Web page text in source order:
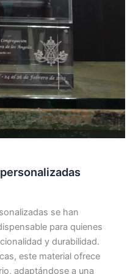
se han
para quienes
y durabilidad.
este material ofrece
adaptándose a una